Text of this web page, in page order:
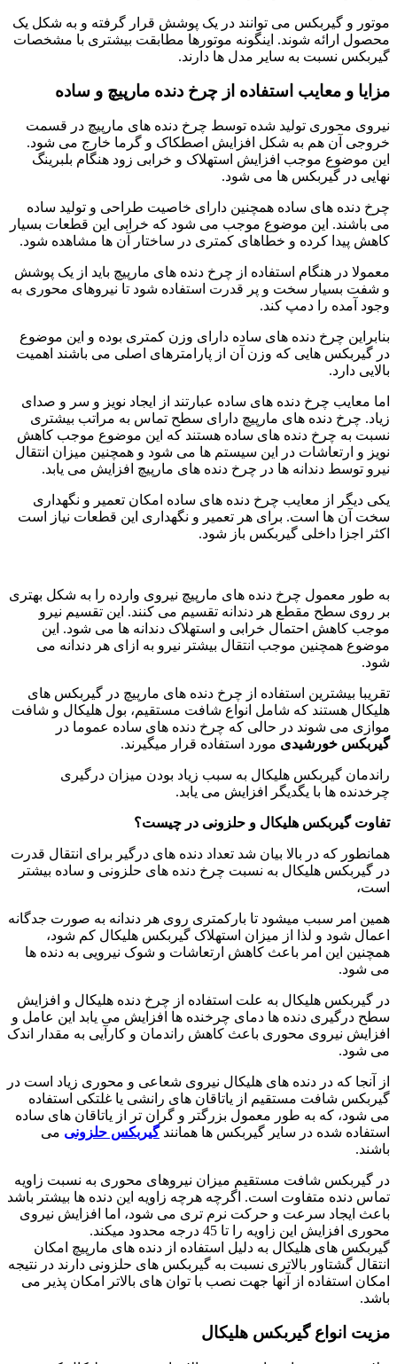
موتور و گیربکس می توانند در یک پوشش قرار گرفته و به شکل یک
محصول ارائه شوند. اینگونه موتورها مطابقت بیشتری با مشخصات
گیربکس نسبت به سایر مدل ها دارند.
مزایا و معایب استفاده از چرخ دنده مارپیچ و ساده
نیروی محوری تولید شده توسط چرخ دنده های مارپیچ در قسمت
خروجی آن هم به شکل افزایش اصطکاک و گرما خارج می شود.
این موضوع موجب افزایش استهلاک و خرابی زود هنگام بلبرینگ
نهایی در گیربکس ها می شود.
چرخ دنده های ساده همچنین دارای خاصیت طراحی و تولید ساده
می باشند. این موضوع موجب می شود که خرابی این قطعات بسیار
کاهش پیدا کرده و خطاهای کمتری در ساختار آن ها مشاهده شود.
معمولا در هنگام استفاده از چرخ دنده های مارپیچ باید از یک پوشش
و شفت بسیار سخت و پر قدرت استفاده شود تا نیروهای محوری به
وجود آمده را دمپ کند.
بنابراین چرخ دنده های ساده دارای وزن کمتری بوده و این موضوع
در گیربکس هایی که وزن آن از پارامترهای اصلی می باشند اهمیت
بالایی دارد.
اما معایب چرخ دنده های ساده عبارتند از ایجاد نویز و سر و صدای
زیاد. چرخ دنده های مارپیچ دارای سطح تماس به مراتب بیشتری
نسبت به چرخ دنده های ساده هستند که این موضوع موجب کاهش
نویز و ارتعاشات در این سیستم ها می شود و همچنین میزان انتقال
نیرو توسط دندانه ها در چرخ دنده های مارپیچ افزایش می یابد.
یکی دیگر از معایب چرخ دنده های ساده امکان تعمیر و نگهداری
سخت آن ها است. برای هر تعمیر و نگهداری این قطعات نیاز است
اکثر اجزا داخلی گیربکس باز شود.
به طور معمول چرخ دنده های مارپیچ نیروی وارده را به شکل بهتری
بر روی سطح مقطع هر دندانه تقسیم می کنند. این تقسیم نیرو
موجب کاهش احتمال خرابی و استهلاک دندانه ها می شود. این
موضوع همچنین موجب انتقال بیشتر نیرو به ازای هر دندانه می
شود.
تقریبا بیشترین استفاده از چرخ دنده های مارپیچ در گیربکس های
هلیکال هستند که شامل انواع شافت مستقیم، بول هلیکال و شافت
موازی می شوند در حالی که چرخ دنده های ساده عموما در
گیربکس خورشیدی مورد استفاده قرار میگیرند.
راندمان گیربکس هلیکال به سبب زیاد بودن میزان درگیری
چرخدنده ها با یگدیگر افزایش می یابد.
تفاوت گیربکس هلیکال و حلزونی در چیست؟
همانطور که در بالا بیان شد تعداد دنده های درگیر برای انتقال قدرت
در گیربکس هلیکال به نسبت چرخ دنده های حلزونی و ساده بیشتر
است،
همین امر سبب میشود تا بارکمتری روی هر دندانه به صورت جدگانه
اعمال شود و لذا از میزان استهلاک گیربکس هلیکال کم شود،
همچنین این امر باعث کاهش ارتعاشات و شوک نیرویی به دنده ها
می شود.
در گیربکس هلیکال به علت استفاده از چرخ دنده هلیکال و افزایش
سطح درگیری دنده ها دمای چرخنده ها افزایش می یابد این عامل و
افزایش نیروی محوری باعث کاهش راندمان و کارآیی به مقدار اندک
می شود.
از آنجا که در دنده های هلیکال نیروی شعاعی و محوری زیاد است در
گیربکس شافت مستقیم از یاتاقان های رانشی یا غلتکی استفاده
می شود، که به طور معمول بزرگتر و گران تر از یاتاقان های ساده
استفاده شده در سایر گیربکس ها همانندگیربکس حلزونی می
باشند.
در گیربکس شافت مستقیم میزان نیروهای محوری به نسبت زاویه
تماس دنده متفاوت است. اگرچه هرچه زاویه این دنده ها بیشتر باشد
باعث ایجاد سرعت و حرکت نرم تری می شود، اما افزایش نیروی
محوری افزایش این زاویه را تا 45 درجه محدود میکند.
گیربکس های هلیکال به دلیل استفاده از دنده های مارپیچ امکان
انتقال گشتاور بالاتری نسبت به گیربکس های حلزونی دارند در نتیجه
امکان استفاده از آنها جهت نصب با توان های بالاتر امکان پذیر می
باشد.
مزیت انواع گیربکس هلیکال